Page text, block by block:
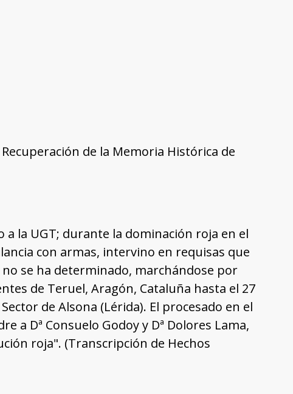
de la Memoria Histórica de
la UGT; durante la dominación roja en el
con armas, intervino en requisas que
se ha determinado, marchándose por
de Teruel, Aragón, Cataluña hasta el 27
de Alsona (Lérida). El procesado en el
a Dª Consuelo Godoy y Dª Dolores Lama,
roja". (Transcripción de Hechos